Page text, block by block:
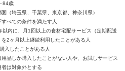
84歳
（埼玉県、千葉県、東京都、神奈川県）
べての条件を満たす人
以内に、月1回以上の食材宅配サービス（定期配送
を2ヶ月以上継続利用したことがある人
入したことがある人
用品しか購入したことがない人や、お試しサービス
者は対象外とする